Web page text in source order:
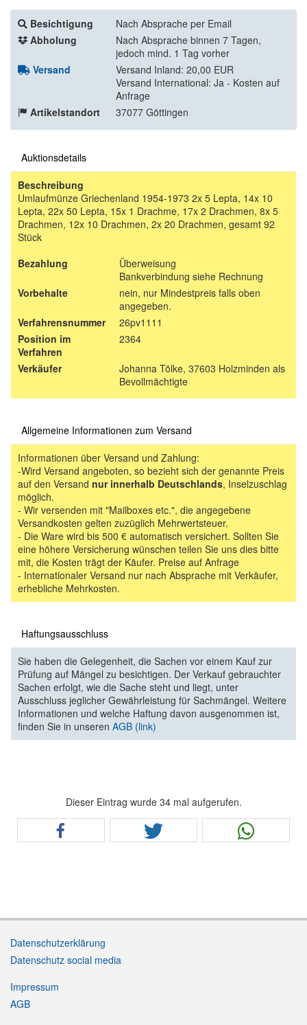
Besichtigung
Nach Absprache per Email
Abholung
Nach Absprache binnen 7 Tagen,
jedoch mind. 1 Tag vorher
Versand
Versand Inland: 20,00 EUR
Versand International: Ja - Kosten auf
Anfrage
Artikelstandort
37077 Göttingen
Auktionsdetails
Beschreibung
Umlaufmünze Griechenland 1954-1973 2x 5 Lepta, 14x 10
Lepta, 22x 50 Lepta, 15x 1 Drachme, 17x 2 Drachmen, 8x 5
Drachmen, 12x 10 Drachmen, 2x 20 Drachmen, gesamt 92
Stück
Bezahlung
Überweisung
Bankverbindung siehe Rechnung
Vorbehalte
nein, nur Mindestpreis falls oben
angegeben.
Verfahrensnummer
26pv1111
Position im
Verfahren
2364
Verkäufer
Johanna Tölke, 37603 Holzminden als
Bevollmächtigte
Allgemeine Informationen zum Versand
Informationen über Versand und Zahlung:
-Wird Versand angeboten, so bezieht sich der genannte Preis
auf den Versand nur innerhalb Deutschlands, Inselzuschlag
möglich.
- Wir versenden mit "Mailboxes etc.", die angegebene
Versandkosten gelten zuzüglich Mehrwertsteuer.
- Die Ware wird bis 500 € automatisch versichert. Sollten Sie
eine höhere Versicherung wünschen teilen Sie uns dies bitte
mit, die Kosten trägt der Käufer. Preise auf Anfrage
- Internationaler Versand nur nach Absprache mit Verkäufer,
erhebliche Mehrkosten.
Haftungsausschluss
Sie haben die Gelegenheit, die Sachen vor einem Kauf zur
Prüfung auf Mängel zu besichtigen. Der Verkauf gebrauchter
Sachen erfolgt, wie die Sache steht und liegt, unter
Ausschluss jeglicher Gewährleistung für Sachmängel. Weitere
Informationen und welche Haftung davon ausgenommen ist,
finden Sie in unseren AGB (link)
Dieser Eintrag wurde 34 mal aufgerufen.
Datenschutzerklärung
Datenschutz social media
Impressum
AGB